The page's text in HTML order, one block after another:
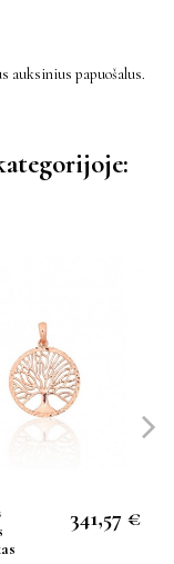
auksinius papuošalus.
341,57 €